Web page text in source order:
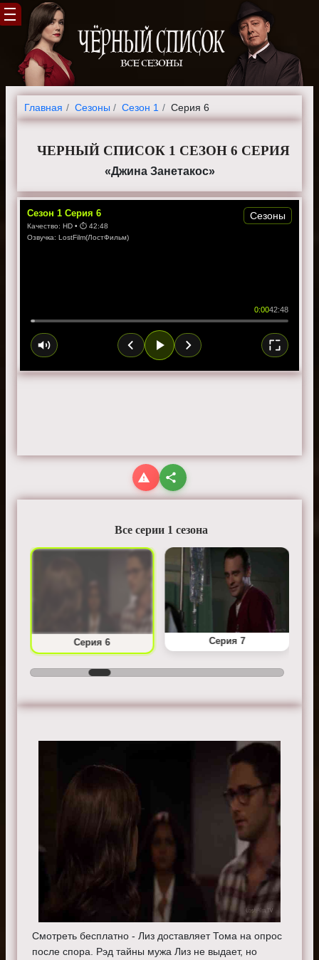
Главная Cезоны Сезон 1 Серия 6
ЧЕРНЫЙ СПИСОК 1 СЕЗОН 6 СЕРИЯ
«Джина Занетакос»
Сезон 1 Серия 6
Качество: HD • ⏱ 42:48
Озвучка: LostFilm(ЛостФильм)
0:0042:48
Сезоны
Все серии 1 сезона
Серия 6 Серия 7
Смотреть бесплатно - Лиз доставляет Тома на опрос
после спора. Рэд тайны мужа Лиз не выдает, но